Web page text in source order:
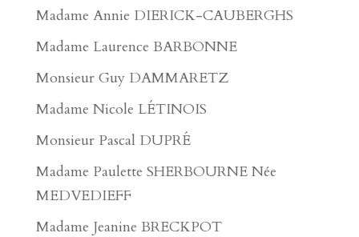
Madame Annie DIERICK-CAUBERGHS
Madame Laurence BARBONNE
Monsieur Guy DAMMARETZ
Madame Nicole LÉTINOIS
Monsieur Pascal DUPRÉ
Madame Paulette SHERBOURNE Née
MEDVEDIEFF
Madame Jeanine BRECKPOT